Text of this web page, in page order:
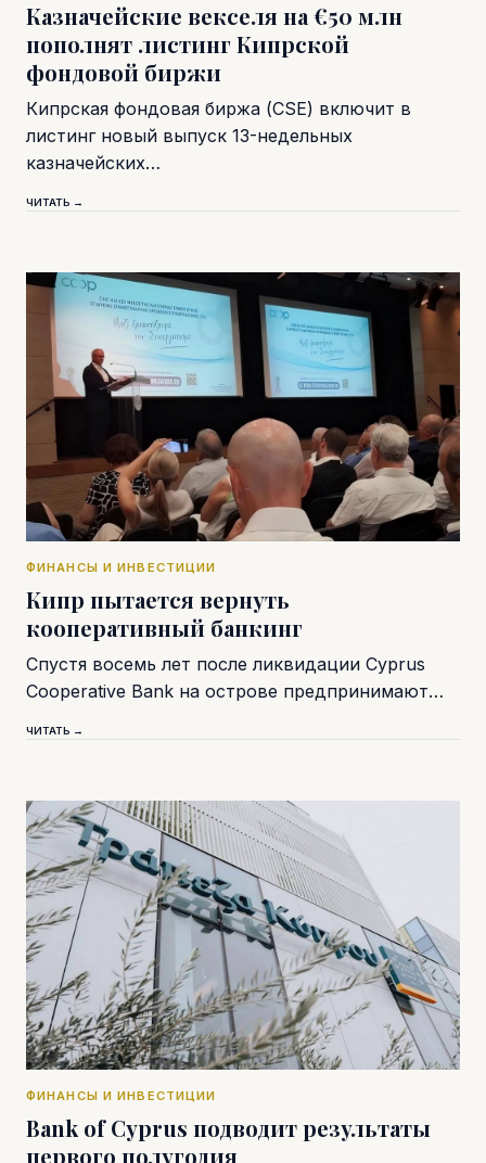
Казначейские векселя на €50 млн
пополнят листинг Кипрской
фондовой биржи
Кипрская фондовая биржа (CSE) включит в
листинг новый выпуск 13-недельных
казначейских…
ЧИТАТЬ →
ФИНАНСЫ И ИНВЕСТИЦИИ
Кипр пытается вернуть
кооперативный банкинг
Спустя восемь лет после ликвидации Cyprus
Cooperative Bank на острове предпринимают…
ЧИТАТЬ →
ФИНАНСЫ И ИНВЕСТИЦИИ
Bank of Cyprus подводит результаты
первого полугодия